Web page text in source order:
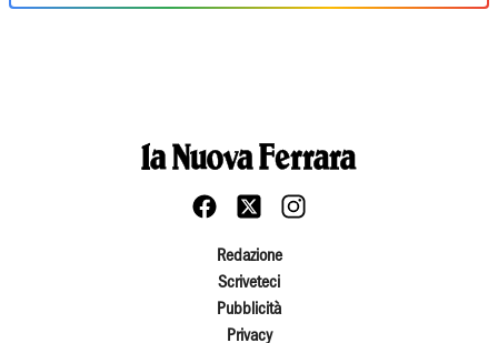
Redazione
Scriveteci
Pubblicità
Privacy